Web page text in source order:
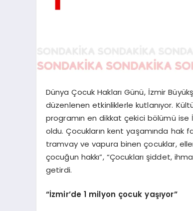
Dünya Çocuk Hakları Günü, İzmir
düzenlenen etkinliklerle kutlanıyor.
programın en dikkat çekici bölümü ise
oldu. Çocukların kent yaşamında hak
tramvay ve vapura binen çocuklar,
çocuğun hakkı”, “Çocukları şiddet,
getirdi.
“İzmir’de 1 milyon çocuk yaşıyor”